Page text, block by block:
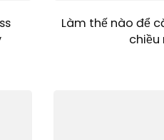
Làm thế nào để
chiều